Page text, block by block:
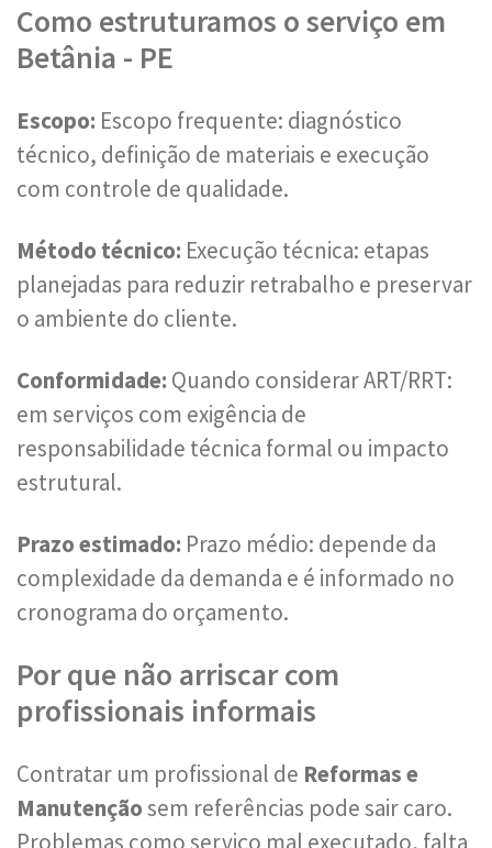
Como estruturamos o serviço em
Betânia - PE
Escopo: Escopo frequente: diagnóstico
técnico, definição de materiais e execução
com controle de qualidade.
Método técnico: Execução técnica: etapas
planejadas para reduzir retrabalho e preservar
o ambiente do cliente.
Conformidade: Quando considerar ART/RRT:
em serviços com exigência de
responsabilidade técnica formal ou impacto
estrutural.
Prazo estimado: Prazo médio: depende da
complexidade da demanda e é informado no
cronograma do orçamento.
Por que não arriscar com
profissionais informais
Contratar um profissional de Reformas e
Manutençãosem referências pode sair caro.
Problemas como serviço mal executado, falta